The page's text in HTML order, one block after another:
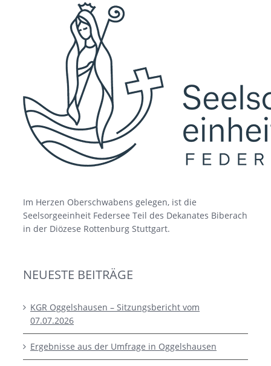
Im Herzen Oberschwabens gelegen, ist die
Seelsorgeeinheit Federsee Teil des Dekanates Biberach
in der Diözese Rottenburg Stuttgart.
NEUESTE BEITRÄGE
KGR Oggelshausen – Sitzungsbericht vom
07.07.2026
Ergebnisse aus der Umfrage in Oggelshausen